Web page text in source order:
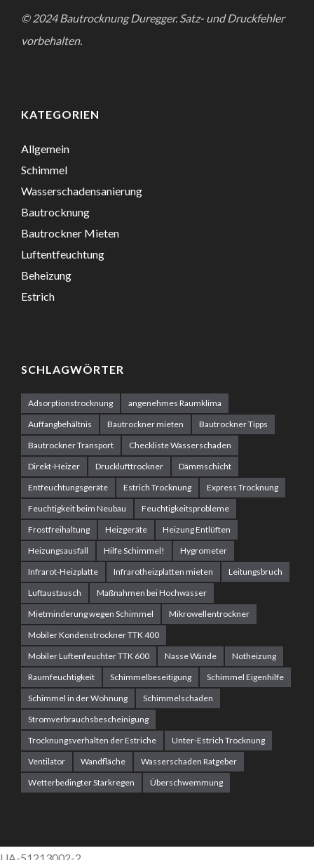
SCHIMMEL
SCHIMMEL AN DER
WAND
VOR 3 JAHREN
ALLGEMEIN
WASSERSCHADENSANIERUNG
BAUTROCKNUNG
FEUCHTE WÄNDE?
© 2024 Bautrocknung Duregger. Satz- und Druckfehler
vorbehalten.
KATEGORIEN
Allgemein
Schimmel
Wasserschadensanierung
Bautrocknung
Bautrockner Mieten
Luftentfeuchtung
Beheizung
Estrich
SCHLAGWÖRTER
Adsorptionstrocknung
angenehmes Raumklima
Auffangbehältnis
Bautrockner mieten
Bautrockner Tipps
Bautrockner Transport
Checkliste Wasserschaden
Direkt-Heizer
Drucklufttrockner
Dämmschicht
Entfeuchtungsgeräte
Estrich Trocknung
Express Trocknung
Feuchtigkeit beim Neubau
Feuchtigkeitsprobleme
Frostfreihaltung
Heizgeräte
Heizung Entlüften
Heizungsausfall
Hilfe Schimmel!
Hygrometer
Infrarot-Heizplatte
Infrarotheizplatten mieten
Leitungsbruch
Luftaustausch
Maßnahmen bei Hochwasser
Mietminderung wegen Schimmel
Mikrowellentrockner
Mobiler Kondenstrockner TTK 400
Mobiler Luftenfeuchter TTK 600
Nasse Wände
Notheizung
Raumfeuchtigkeit
Schimmelbeseitigung
Schimmel Eigenhilfe
Schimmel in der Wohnung
Schimmelschaden
Stromverbrauchsbescheinigung
Trocknungsverhalten der Estriche
Unter-Estrich Trocknung
Ventilator
Wandfläche
Wasserschaden Ratgeber
Wetterbedingter Starkregen
Überschwemmung